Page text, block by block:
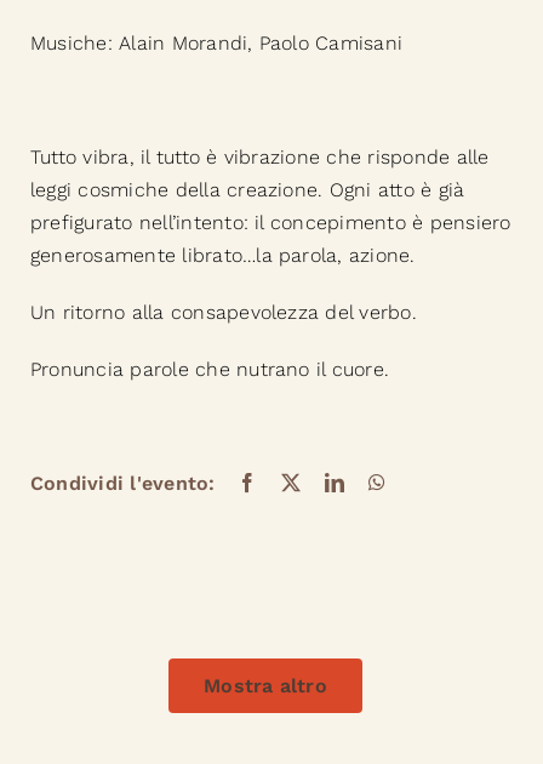
Musiche: Alain Morandi, Paolo Camisani
Tutto vibra, il tutto è vibrazione che risponde alle
leggi cosmiche della creazione. Ogni atto è già
prefigurato nell’intento: il concepimento è pensiero
generosamente librato…la parola, azione.
Un ritorno alla consapevolezza del verbo.
Pronuncia parole che nutrano il cuore.
Condividi l'evento:
Mostra altro